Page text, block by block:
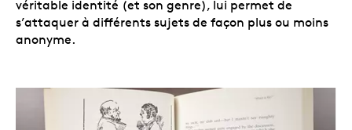
véritable identité (et son genre), lui permet de
s’attaquer à différents sujets de façon plus ou moins
anonyme.